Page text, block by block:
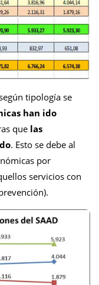
tipología se
han ido
que las
. Esto se debe al
por
servicios con